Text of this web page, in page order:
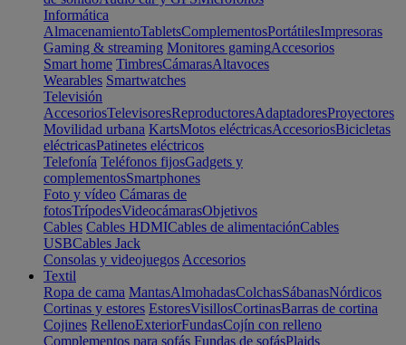
Informática
AlmacenamientoTabletsComplementosPortátilesImpresoras
Gaming & streaming Monitores gamingAccesorios
Smart home TimbresCámarasAltavoces
Wearables Smartwatches
Televisión
AccesoriosTelevisoresReproductoresAdaptadoresProyectores
Movilidad urbana KartsMotos eléctricasAccesoriosBicicletas
eléctricasPatinetes eléctricos
Telefonía Teléfonos fijosGadgets y
complementosSmartphones
Foto y vídeo Cámaras de
fotosTrípodesVideocámarasObjetivos
Cables Cables HDMICables de alimentaciónCables
USBCables Jack
Consolas y videojuegos Accesorios
Textil
Ropa de cama MantasAlmohadasColchasSábanasNórdicos
Cortinas y estores EstoresVisillosCortinasBarras de cortina
Cojines RellenoExteriorFundasCojín con relleno
Complementos para sofás Fundas de sofásPlaids